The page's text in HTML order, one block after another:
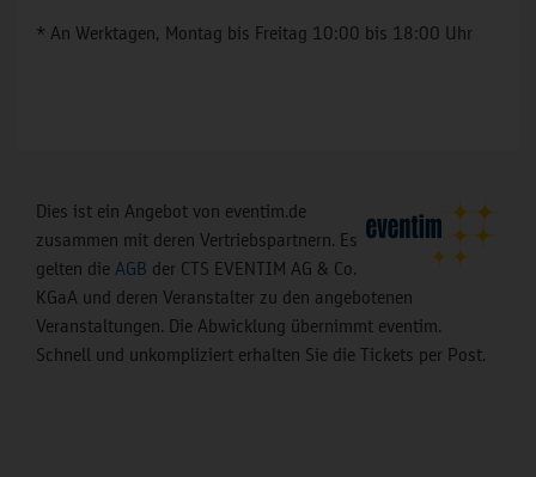
* An Werktagen, Montag bis Freitag 10:00 bis 18:00 Uhr
Dies ist ein Angebot von eventim.de
zusammen mit deren Vertriebspartnern. Es
gelten die AGB der CTS EVENTIM AG & Co.
KGaA und deren Veranstalter zu den angebotenen
Veranstaltungen. Die Abwicklung übernimmt eventim.
Schnell und unkompliziert erhalten Sie die Tickets per Post.